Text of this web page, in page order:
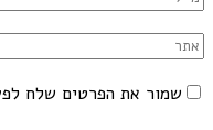
שמור את הפרטים שלח